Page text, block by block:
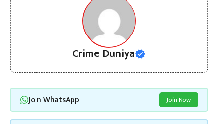
Crime Duniya
Join WhatsApp Join Now